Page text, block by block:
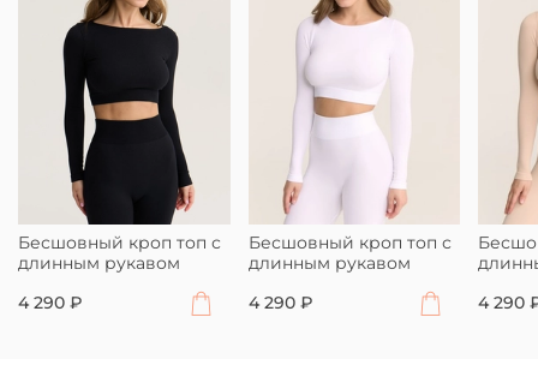
Бесшовный кроп топ с
длинным рукавом
4 290 ₽
Бесшовный кроп топ с
длинным рукавом
4 290 ₽
4 290